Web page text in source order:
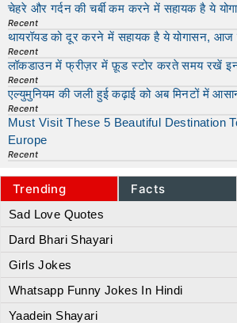
चेहरे और गर्दन की चर्बी कम करने में सहायक है ये
Recent
थायरॉयड को दूर करने में सहायक है ये योगासन, आज
Recent
लॉकडाउन में फ्रीज़र में फ़ूड स्टोर करते समय रखें इन
Recent
एल्युमुनियम की जली हुई कढ़ाई को अब मिनटों में
Recent
Must Visit These 5 Beautiful Destination
Europe
Recent
Trending Facts
Sad Love Quotes
Dard Bhari Shayari
Girls Jokes
Whatsapp Funny Jokes In Hindi
Yaadein Shayari